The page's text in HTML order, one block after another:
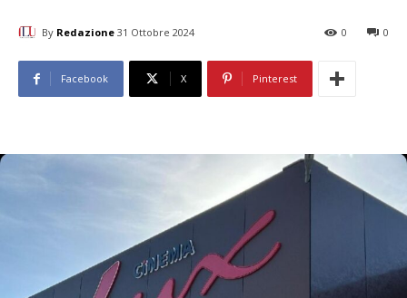
By Redazione 31 Ottobre 2024 0
0
Facebook X Pinterest